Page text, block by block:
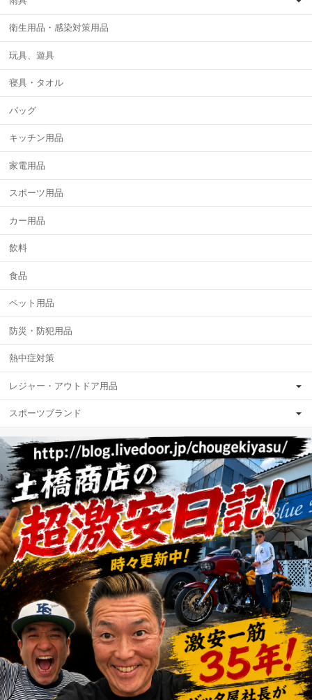
衛生用品・感染対策用品
玩具、遊具
寝具・タオル
バッグ
キッチン用品
家電用品
スポーツ用品
カー用品
飲料
食品
ペット用品
防災・防犯用品
熱中症対策
レジャー・アウトドア用品
スポーツブランド